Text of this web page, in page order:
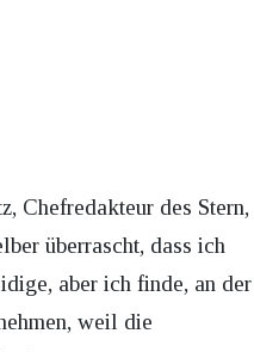
Chefredakteur des Stern,
überrascht, dass ich
aber ich finde, an der
weil die